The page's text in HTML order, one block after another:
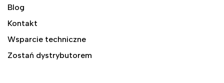
Blog
Kontakt
Wsparcie techniczne
Zostań dystrybutorem